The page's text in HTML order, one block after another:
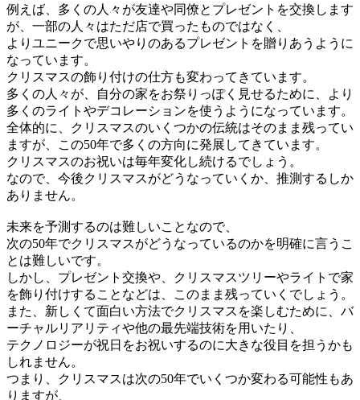
例えば、多くの人々が友達や同僚とプレゼントを交換します
が、一部の人々はただ店で買ったものではなく、
よりユニークで思いやりのあるプレゼントを贈りあうように
なっています。
クリスマスの飾り付けの仕方も変わってきています。
多くの人々が、自分の家をお祭りっぽく見せるために、より
多くのライトやデコレーションを使うようになっています。
全体的に、クリスマスのいくつかの伝統はそのまま残ってい
ますが、この50年で多くの方向に発展してきています。
クリスマスのお祝いは毎年変化し続けるでしょう。
なので、今後クリスマスがどうなっていくか、推測するしか
ありません。
未来を予測するのは難しいことなので、
次の50年でクリスマスがどうなっているのかを明確に言うこ
とは難しいです。
しかし、プレゼント交換や、クリスマスツリーやライトで家
を飾り付けすることなどは、このまま残っていくでしょう。
また、 新しくて面白い方法でクリスマスを楽しむために、 バ
ーチャルリアリティや他の最先端技術を用いたり、
テクノロジーが祝日をお祝いするのに大きな役目を担うかも
しれません。
つまり、クリスマスは次の50年でいくつか変わる可能性もあ
りますが、